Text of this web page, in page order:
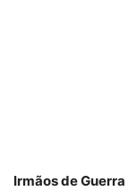
Irmãos de Guerra